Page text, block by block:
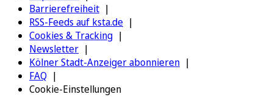
Barrierefreiheit
RSS-Feeds auf ksta.de
Cookies & Tracking
Newsletter
Kölner Stadt-Anzeiger abonnieren
FAQ
Cookie-Einstellungen